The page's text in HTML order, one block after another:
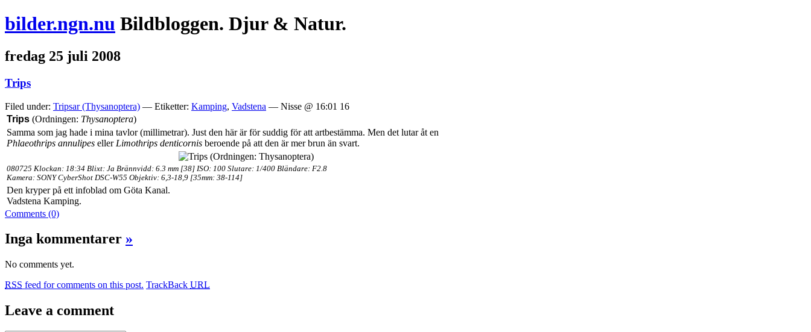
bilder.ngn.nu Bildbloggen. Djur & Natur.
fredag 25 juli 2008
Trips
Filed under: Tripsar (Thysanoptera) — Etiketter: Kamping, Vadstena — Nisse @ 16:01 16
Trips (Ordningen: Thysanoptera)
Samma som jag hade i mina tavlor (millimetrar). Just den här är för suddig för att artbestämma. Men det lutar åt en
Phlaeothrips annulipes eller Limothrips denticornis beroende på att den är mer brun än svart.
080725 Klockan: 18:34 Blixt: Ja Brännvidd: 6.3 mm [38] ISO: 100 Slutare: 1/400 Bländare: F2.8
Kamera: SONY CyberShot DSC-W55 Objektiv: 6,3-18,9 [35mm: 38-114]
Den kryper på ett infoblad om Göta Kanal.
Vadstena Kamping.
Comments (0)
Inga kommentarer »
No comments yet.
RSS feed for comments on this post. TrackBack URL
Leave a comment